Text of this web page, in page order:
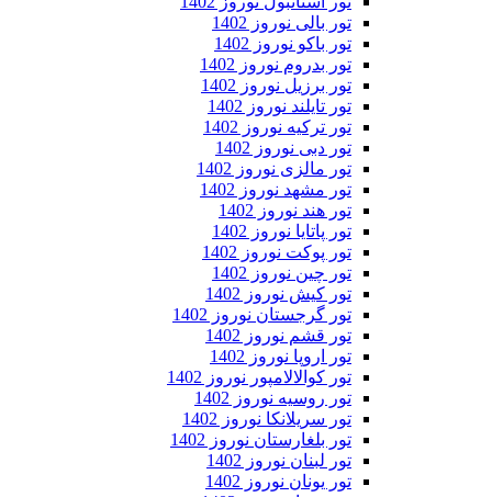
تور بالی نوروز 1402
تور باکو نوروز 1402
تور بدروم نوروز 1402
تور برزیل نوروز 1402
تور تایلند نوروز 1402
تور ترکیه نوروز 1402
تور دبی نوروز 1402
تور مالزی نوروز 1402
تور مشهد نوروز 1402
تور هند نوروز 1402
تور پاتایا نوروز 1402
تور پوکت نوروز 1402
تور چین نوروز 1402
تور کیش نوروز 1402
تور گرجستان نوروز 1402
تور قشم نوروز 1402
تور اروپا نوروز 1402
تور کوالالامپور نوروز 1402
تور روسیه نوروز 1402
تور سریلانکا نوروز 1402
تور بلغارستان نوروز 1402
تور لبنان نوروز 1402
تور یونان نوروز 1402